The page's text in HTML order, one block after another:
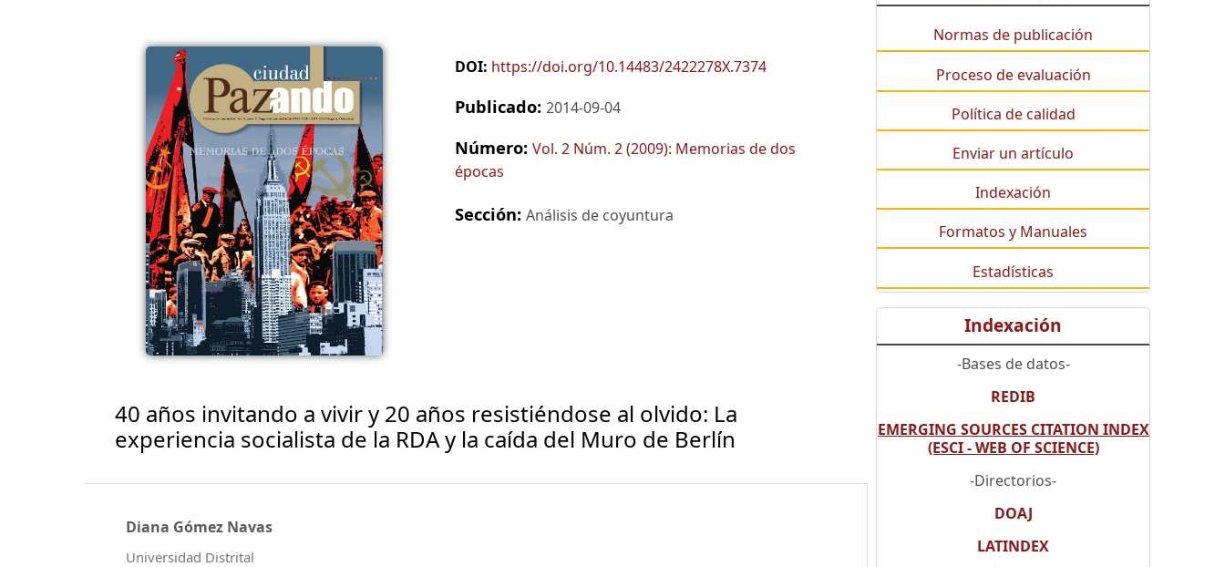
DOI: https://doi.org/10.14483/2422278X.7374
Publicado: 2014-09-04
Número: Vol. 2 Núm. 2 (2009): Memorias de dos
épocas
Sección: Análisis de coyuntura
40 años invitando a vivir y 20 años resistiéndose al olvido: La
experiencia socialista de la RDA y la caída del Muro de Berlín
Diana Gómez Navas
Universidad Distrital
Normas de publicación
Proceso de evaluación
Política de calidad
Enviar un artículo
Indexación
Formatos y Manuales
Estadísticas
Indexación
-Bases de datos-
REDIB
EMERGING SOURCES CITATION INDEX
(ESCI - WEB OF SCIENCE)
-Directorios-
DOAJ
LATINDEX